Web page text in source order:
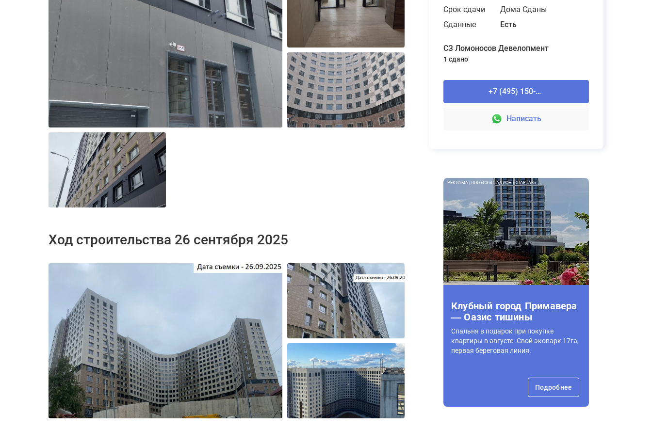
Срок сдачи
Дома Сданы
Сданные
Есть
СЗ Ломоносов Девелопмент
1 сдано
+7 (495) 150-90-61
Написать
РЕКЛАМА | ООО «СЗ «СТАДИОН «СПАРТАК»
Клубный город Примавера
— Оазис тишины
Спальня в подарок при покупке
квартиры в августе. Свой экопарк 17га,
первая береговая линия.
Подробнее
Ход строительства 26 сентября 2025